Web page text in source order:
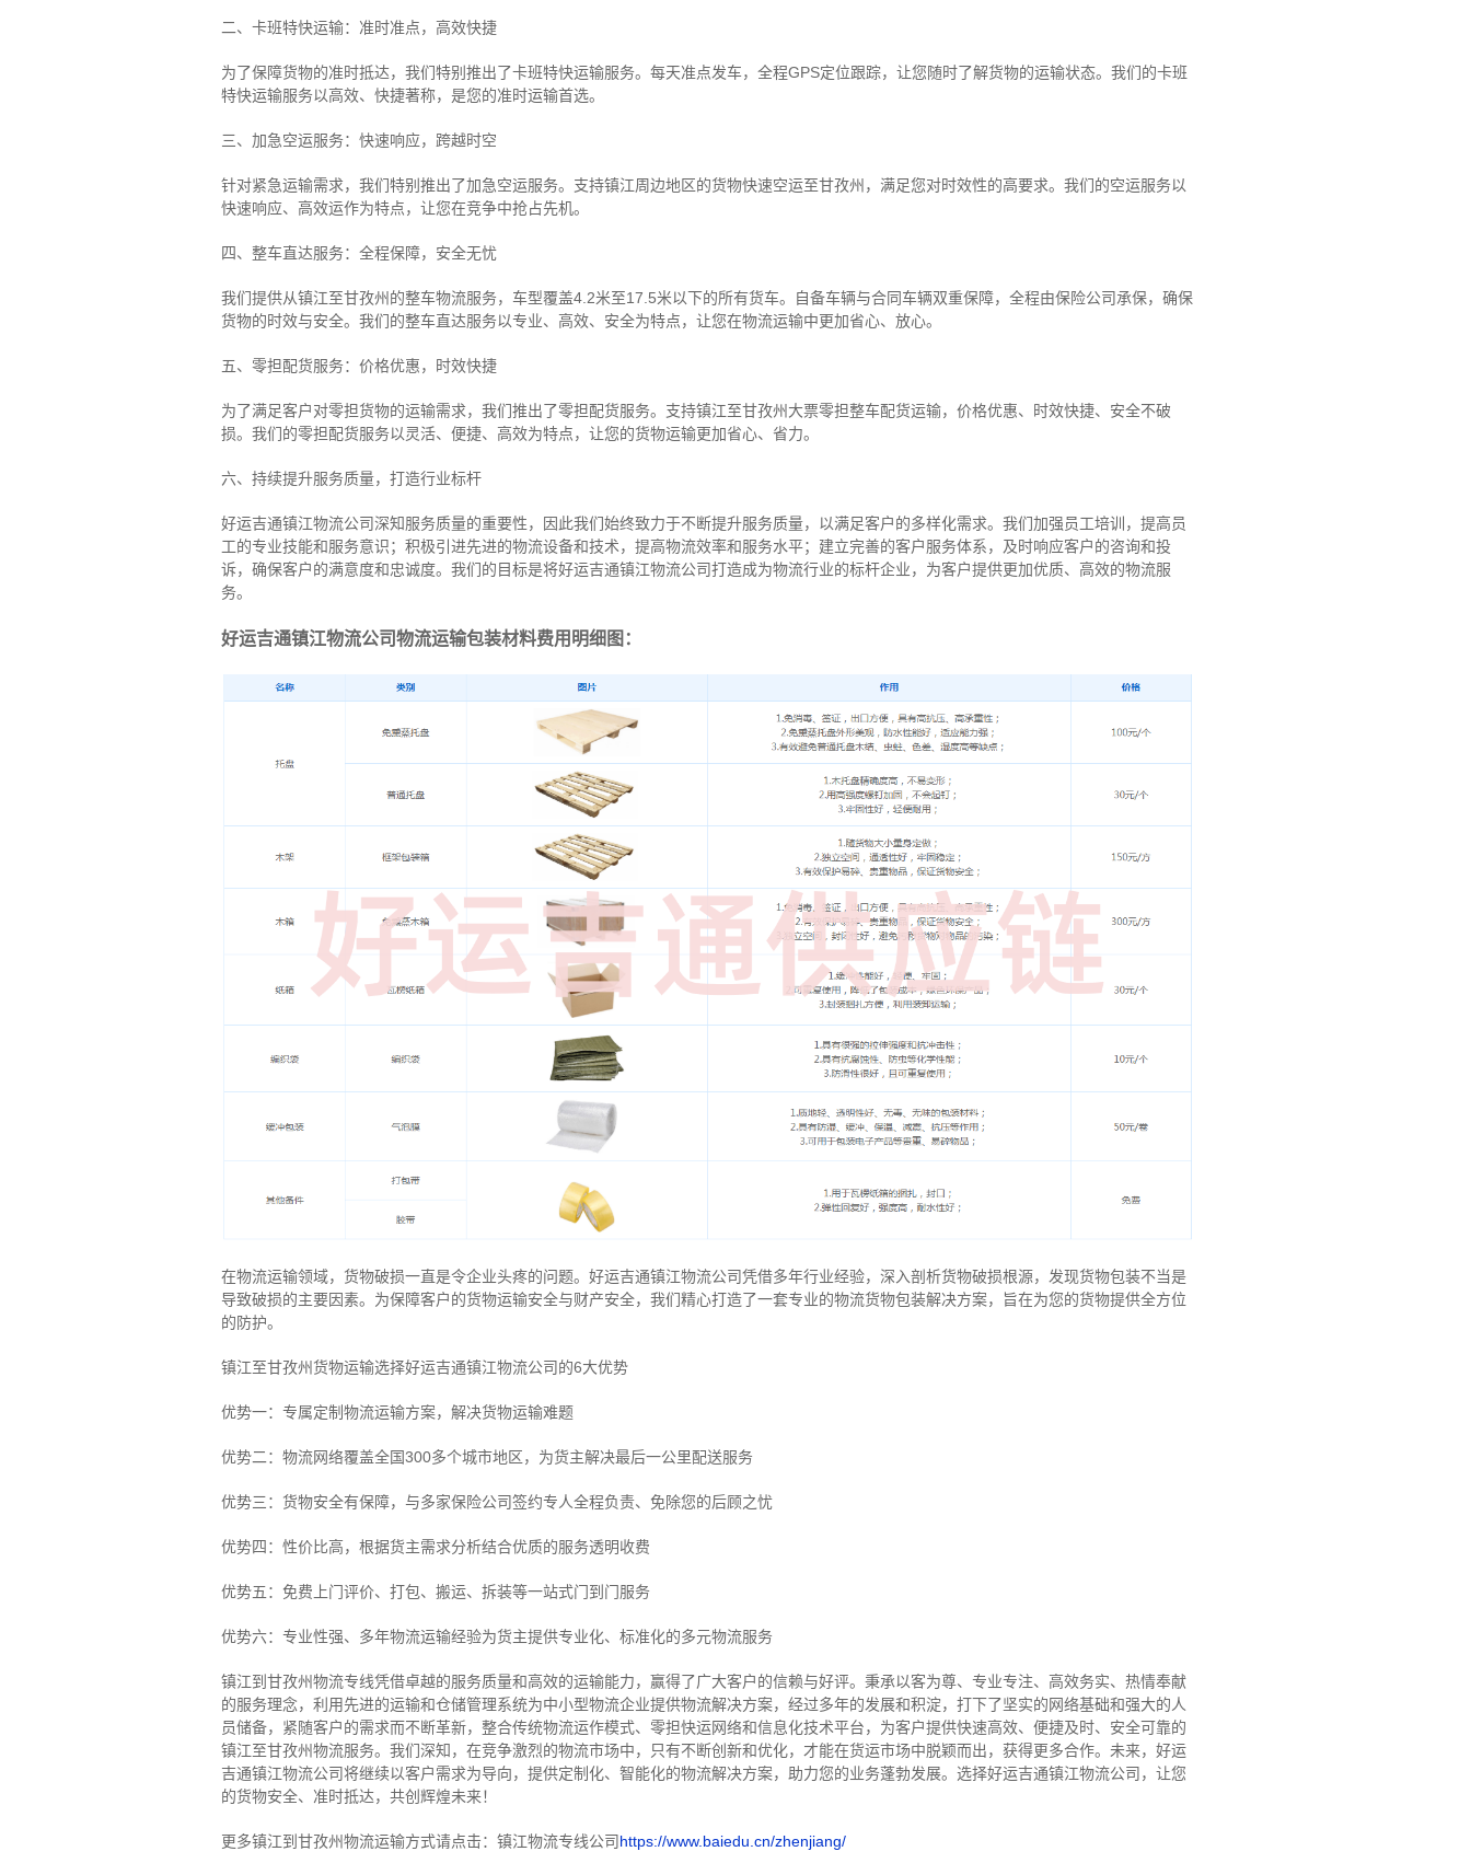
二、卡班特快运输：准时准点，高效快捷
为了保障货物的准时抵达，我们特别推出了卡班特快运输服务。每天准点发车，全程GPS定位跟踪，让您随时了解货物的运输状态。我们的卡班
特快运输服务以高效、快捷著称，是您的准时运输首选。
三、加急空运服务：快速响应，跨越时空
针对紧急运输需求，我们特别推出了加急空运服务。支持镇江周边地区的货物快速空运至甘孜州，满足您对时效性的高要求。我们的空运服务以
快速响应、高效运作为特点，让您在竞争中抢占先机。
四、整车直达服务：全程保障，安全无忧
我们提供从镇江至甘孜州的整车物流服务，车型覆盖4.2米至17.5米以下的所有货车。自备车辆与合同车辆双重保障，全程由保险公司承保，确保
货物的时效与安全。我们的整车直达服务以专业、高效、安全为特点，让您在物流运输中更加省心、放心。
五、零担配货服务：价格优惠，时效快捷
为了满足客户对零担货物的运输需求，我们推出了零担配货服务。支持镇江至甘孜州大票零担整车配货运输，价格优惠、时效快捷、安全不破
损。我们的零担配货服务以灵活、便捷、高效为特点，让您的货物运输更加省心、省力。
六、持续提升服务质量，打造行业标杆
好运吉通镇江物流公司深知服务质量的重要性，因此我们始终致力于不断提升服务质量，以满足客户的多样化需求。我们加强员工培训，提高员
工的专业技能和服务意识；积极引进先进的物流设备和技术，提高物流效率和服务水平；建立完善的客户服务体系，及时响应客户的咨询和投
诉，确保客户的满意度和忠诚度。我们的目标是将好运吉通镇江物流公司打造成为物流行业的标杆企业，为客户提供更加优质、高效的物流服
务。
好运吉通镇江物流公司物流运输包装材料费用明细图：
在物流运输领域，货物破损一直是令企业头疼的问题。好运吉通镇江物流公司凭借多年行业经验，深入剖析货物破损根源，发现货物包装不当是
导致破损的主要因素。为保障客户的货物运输安全与财产安全，我们精心打造了一套专业的物流货物包装解决方案，旨在为您的货物提供全方位
的防护。
镇江至甘孜州货物运输选择好运吉通镇江物流公司的6大优势
优势一：专属定制物流运输方案，解决货物运输难题
优势二：物流网络覆盖全国300多个城市地区，为货主解决最后一公里配送服务
优势三：货物安全有保障，与多家保险公司签约专人全程负责、免除您的后顾之忧
优势四：性价比高，根据货主需求分析结合优质的服务透明收费
优势五：免费上门评价、打包、搬运、拆装等一站式门到门服务
优势六：专业性强、多年物流运输经验为货主提供专业化、标准化的多元物流服务
镇江到甘孜州物流专线凭借卓越的服务质量和高效的运输能力，赢得了广大客户的信赖与好评。 秉承以客为尊、专业专注、高效务实、热情奉献
的服务理念，利用先进的运输和仓储管理系统为中小型物流企业提供物流解决方案，经过多年的发展和积淀，打下了坚实的网络基础和强大的人
员储备，紧随客户的需求而不断革新，整合传统物流运作模式、零担快运网络和信息化技术平台，为客户提供快速高效、便捷及时、安全可靠的
镇江至甘孜州物流服务。 我们深知，在竞争激烈的物流市场中，只有不断创新和优化，才能在货运市场中脱颖而出，获得更多合作。 未来，好运
吉通镇江物流公司将继续以客户需求为导向，提供定制化、智能化的物流解决方案，助力您的业务蓬勃发展。选择好运吉通镇江物流公司，让您
的货物安全、准时抵达，共创辉煌未来！
更多镇江到甘孜州物流运输方式请点击：镇江物流专线公司https://www.baiedu.cn/zhenjiang/